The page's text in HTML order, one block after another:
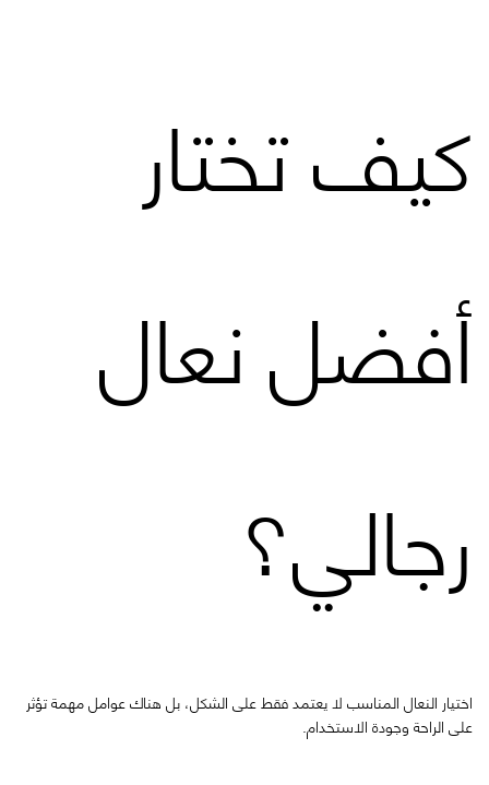
كيف تختار
أفضل نعال
رجالي؟
اختيار النعال المناسب لا يعتمد فقط على الشكل، بل هناك عوامل مهمة تؤثر
على الراحة وجودة الاستخدام.